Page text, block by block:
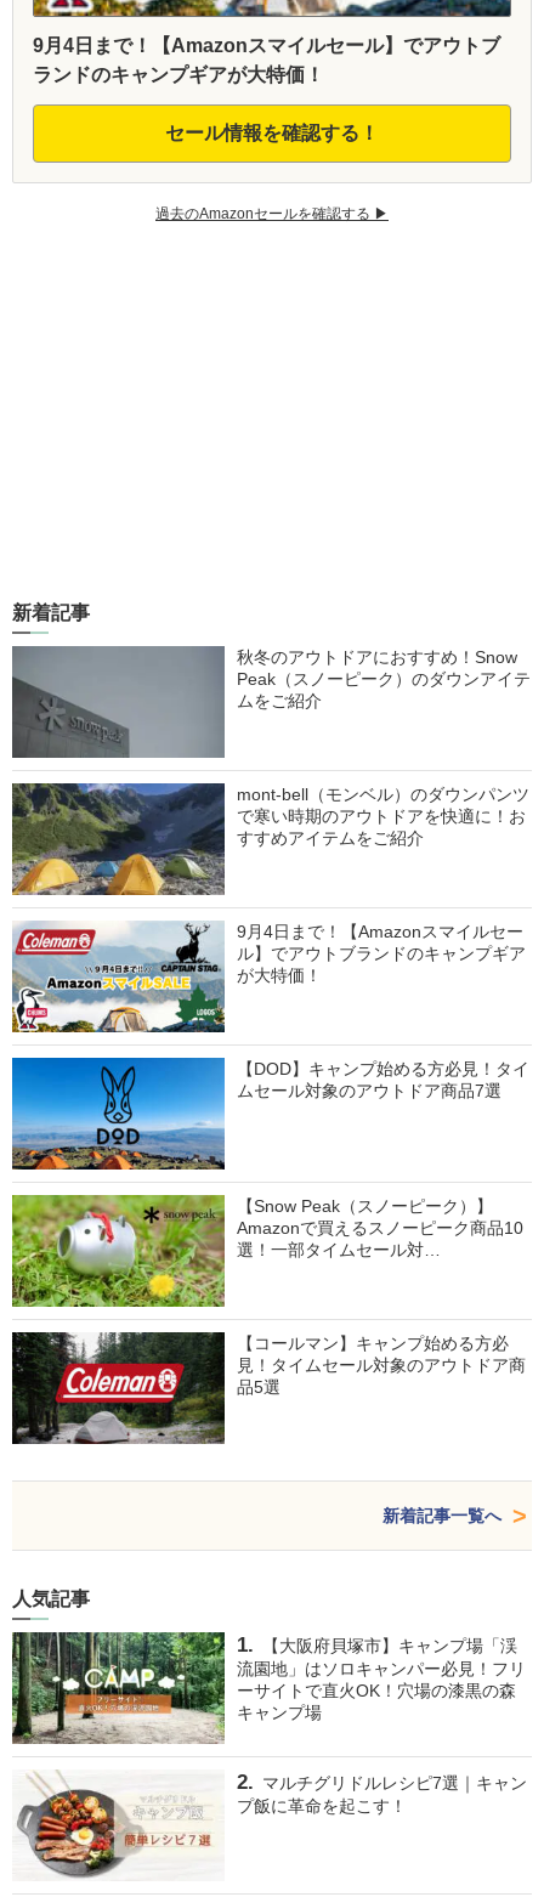
9月4日まで！【Amazonスマイルセール】でアウトブ
ランドのキャンプギアが大特価！
セール情報を確認する！
過去のAmazonセールを確認する ▶︎
新着記事
秋冬のアウトドアにおすすめ！Snow
Peak（スノーピーク）のダウンアイテ
ムをご紹介
mont-bell（モンベル）のダウンパンツ
で寒い時期のアウトドアを快適に！お
すすめアイテムをご紹介
9月4日まで！【Amazonスマイルセー
ル】でアウトブランドのキャンプギア
が大特価！
【DOD】キャンプ始める方必見！タイ
ムセール対象のアウトドア商品7選
【Snow Peak（スノーピーク）】
Amazonで買えるスノーピーク商品10
選！一部タイムセール対…
【コールマン】キャンプ始める方必
見！タイムセール対象のアウトドア商
品5選
新着記事一覧へ
人気記事
【大阪府貝塚市】キャンプ場「渓
流園地」はソロキャンパー必見！フリ
ーサイトで直火OK！穴場の漆黒の森
キャンプ場
マルチグリドルレシピ7選｜キャン
プ飯に革命を起こす！